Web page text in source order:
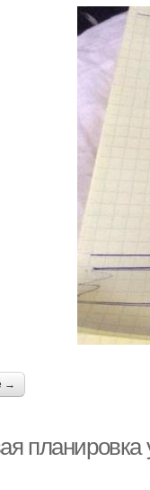
→
планировка